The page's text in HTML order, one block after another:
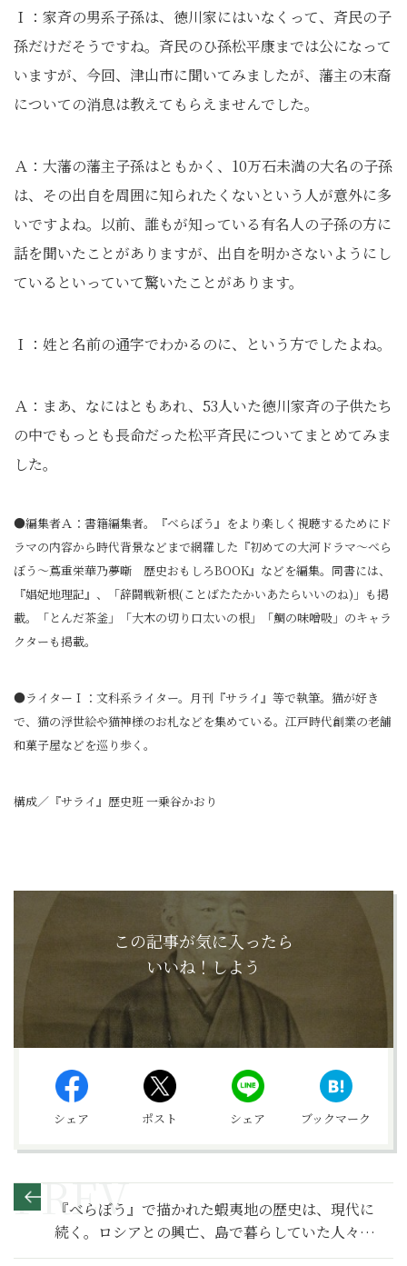
Ｉ：家斉の男系子孫は、徳川家にはいなくって、斉民の子
孫だけだそうですね。斉民のひ孫松平康までは公になって
いますが、今回、津山市に聞いてみましたが、藩主の末裔
についての消息は教えてもらえませんでした。
Ａ：大藩の藩主子孫はともかく、10万石未満の大名の子孫
は、その出自を周囲に知られたくないという人が意外に多
いですよね。以前、誰もが知っている有名人の子孫の方に
話を聞いたことがありますが、出自を明かさないようにし
ているといっていて驚いたことがあります。
Ｉ：姓と名前の通字でわかるのに、という方でしたよね。
Ａ：まあ、なにはともあれ、53人いた徳川家斉の子供たち
の中でもっとも長命だった松平斉民についてまとめてみま
した。
●編集者Ａ：書籍編集者。『べらぼう』をより楽しく視聴するためにド
ラマの内容から時代背景などまで網羅した『初めての大河ドラマ～べら
ぼう～蔦重栄華乃夢噺 歴史おもしろBOOK』などを編集。同書には、
『娼妃地理記』、「辞闘戦新根(ことばたたかいあたらいいのね)」も掲
載。「とんだ茶釜」「大木の切り口太いの根」「鯛の味噌吸」のキャラ
クターも掲載。
●ライターＩ：文科系ライター。月刊『サライ』等で執筆。猫が好き
で、猫の浮世絵や猫神様のお札などを集めている。江戸時代創業の老舗
和菓子屋などを巡り歩く。
構成／『サライ』歴史班 一乗谷かおり
この記事が気に入ったら
いいね！しよう
シェア ポスト シェア ブックマーク
『べらぼう』で描かれた蝦夷地の歴史は、現代に
続く。ロシアとの興亡、島で暮らしていた人々に
思いを馳せる【べらぼう～蔦重栄華乃夢噺～満喫